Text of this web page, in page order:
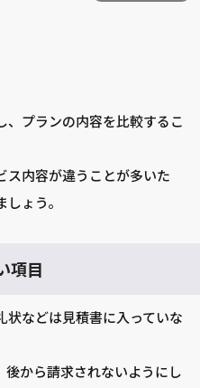
、プランの内容を比較するこ
ス内容が違うことが多いた
ょう。
項目
状などは見積書に入っていな
から請求されないようにし